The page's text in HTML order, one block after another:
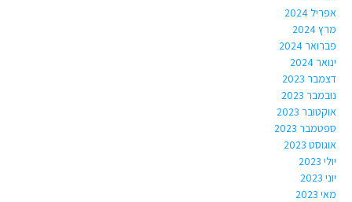
אפריל 2024
מרץ 2024
פברואר 2024
ינואר 2024
דצמבר 2023
נובמבר 2023
אוקטובר 2023
ספטמבר 2023
אוגוסט 2023
יולי 2023
יוני 2023
מאי 2023